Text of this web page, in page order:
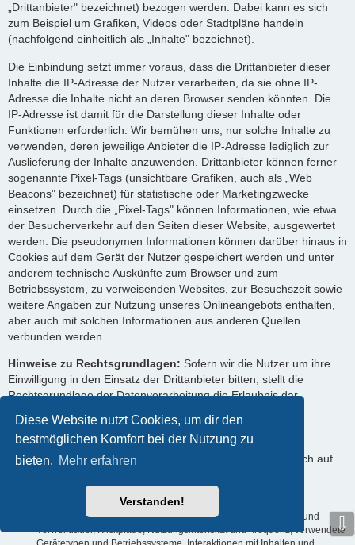
Diese Website nutzt Cookies, um dir den
bestmöglichen Komfort bei der Nutzung zu
bieten. Mehr erfahren
Verstanden!
„Drittanbieter" bezeichnet) bezogen werden. Dabei kann es sich
zum Beispiel um Grafiken, Videos oder Stadtpläne handeln
(nachfolgend einheitlich als „Inhalte" bezeichnet).
Die Einbindung setzt immer voraus, dass die Drittanbieter dieser
Inhalte die IP-Adresse der Nutzer verarbeiten, da sie ohne IP-
Adresse die Inhalte nicht an deren Browser senden könnten. Die
IP-Adresse ist damit für die Darstellung dieser Inhalte oder
Funktionen erforderlich. Wir bemühen uns, nur solche Inhalte zu
verwenden, deren jeweilige Anbieter die IP-Adresse lediglich zur
Auslieferung der Inhalte anzuwenden. Drittanbieter können ferner
sogenannte Pixel-Tags (unsichtbare Grafiken, auch als „Web
Beacons" bezeichnet) für statistische oder Marketingzwecke
einsetzen. Durch die „Pixel-Tags" können Informationen, wie etwa
der Besucherverkehr auf den Seiten dieser Website, ausgewertet
werden. Die pseudonymen Informationen können darüber hinaus in
Cookies auf dem Gerät der Nutzer gespeichert werden und unter
anderem technische Auskünfte zum Browser und zum
Betriebssystem, zu verweisenden Websites, zur Besuchszeit sowie
weitere Angaben zur Nutzung unseres Onlineangebots enthalten,
aber auch mit solchen Informationen aus anderen Quellen
verbunden werden.
Hinweise zu Rechtsgrundlagen: Sofern wir die Nutzer um ihre
Einwilligung in den Einsatz der Drittanbieter bitten, stellt die
Rechtsgrundlage der Datenverarbeitung die Erlaubnis dar.
berechtigten Interessen (d. h. Interesse an effizienten,
wirtschaftlichen und empfängerfreundlichen Leistungen)
verarbeitet. In diesem Zusammenhang möchten wir Sie auch auf
Datenschutzerklärung hinweisen.
Verarbeitete Datenarten:Nutzungsdaten (z. B. Seitenaufrufe und
Verweildauer, Klickpfade, Nutzungsintensität und -frequenz, verwendete
⇩